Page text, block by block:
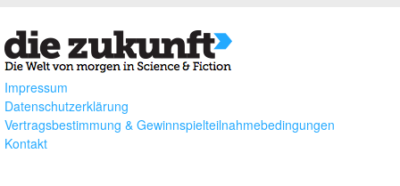
Impressum
Datenschutzerklärung
Vertragsbestimmung & Gewinnspielteilnahmebedingungen
Kontakt